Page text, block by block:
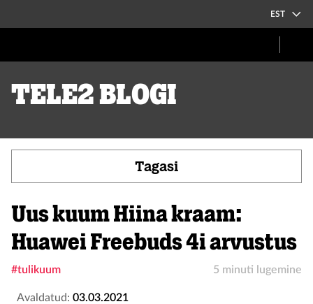
EST
Tele2 blogi
Tagasi
Uus kuum Hiina kraam:
Huawei Freebuds 4i arvustus
#tulikuum 5 minuti lugemine
Avaldatud: 03.03.2021